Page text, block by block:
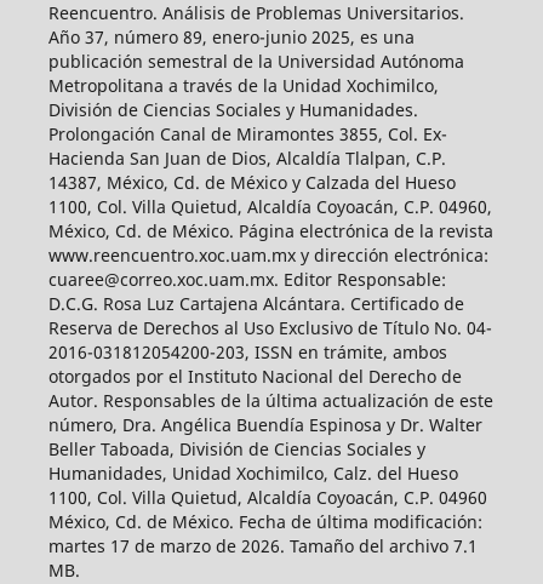
Reencuentro. Análisis de Problemas Universitarios.
Año 37, número 89, enero-junio 2025, es una
publicación semestral de la Universidad Autónoma
Metropolitana a través de la Unidad Xochimilco,
División de Ciencias Sociales y Humanidades.
Prolongación Canal de Miramontes 3855, Col. Ex-
Hacienda San Juan de Dios, Alcaldía Tlalpan, C.P.
14387, México, Cd. de México y Calzada del Hueso
1100, Col. Villa Quietud, Alcaldía Coyoacán, C.P. 04960,
México, Cd. de México. Página electrónica de la revista
www.reencuentro.xoc.uam.mx y dirección electrónica:
cuaree@correo.xoc.uam.mx. Editor Responsable:
D.C.G. Rosa Luz Cartajena Alcántara. Certificado de
Reserva de Derechos al Uso Exclusivo de Título No. 04-
2016-031812054200-203, ISSN en trámite, ambos
otorgados por el Instituto Nacional del Derecho de
Autor. Responsables de la última actualización de este
número, Dra. Angélica Buendía Espinosa y Dr. Walter
Beller Taboada, División de Ciencias Sociales y
Humanidades, Unidad Xochimilco, Calz. del Hueso
1100, Col. Villa Quietud, Alcaldía Coyoacán, C.P. 04960
México, Cd. de México. Fecha de última modificación:
martes 17 de marzo de 2026. Tamaño del archivo 7.1
MB.